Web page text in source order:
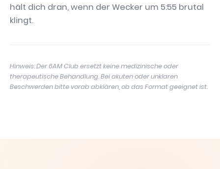
hält dich dran, wenn der Wecker um 5:55 brutal
klingt.
Hinweis: Der 6AM Club ersetzt keine medizinische oder
therapeutische Behandlung. Bei akuten oder unklaren
Beschwerden bitte vorab abklären, ob das Format geeignet ist.